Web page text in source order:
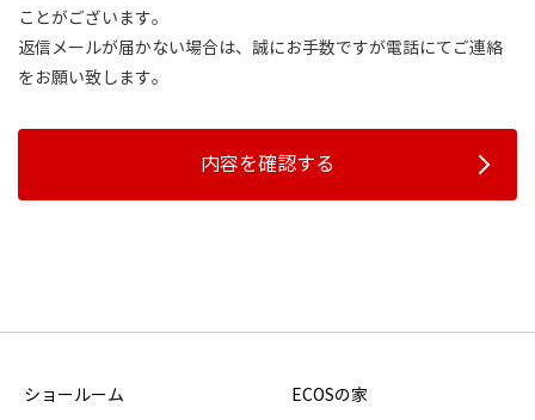
ことがございます。
返信メールが届かない場合は、誠にお手数ですが電話にてご連絡
をお願い致します。
ショールーム ECOSの家